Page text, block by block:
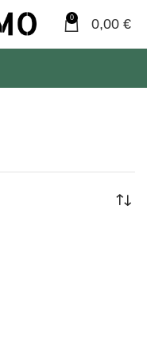
0 0,00 €